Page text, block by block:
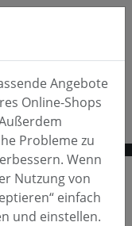
0
& Zubehör
Mietkauf
Angebote
Online-Shops
Probleme zu
Wenn
Nutzung von
einfach
und einstellen.